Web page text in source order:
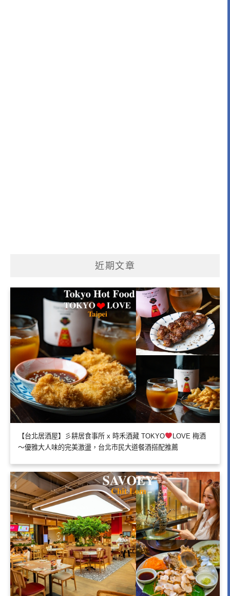
近期文章
【台北居酒屋】彡耕居食事所 x 時禾酒藏 TOKYO
LOVE 梅酒
～優雅大人味的完美激盪，台北市民大道餐酒搭配推薦